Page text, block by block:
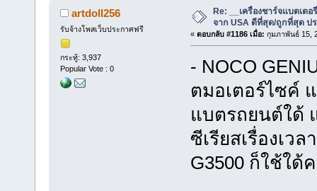
artdoll256
รับจ้างโพสเว็บประกาศฟรี
กระทู้: 3,937
Popular Vote : 0
Re: __เครื่องชาร์จแบตเตอ
จาก USA ดีที่สุด/ถูกที่สุด ป
« ตอบกลับ #1186 เมื่อ: กุมภาพันธ์ 15,
- NOCO
ตมอเตอร์ไซค์
แบตรถยนต์ใด้
ซีเรียสเรื่องเว
G3500 ก็ใช้ใด้